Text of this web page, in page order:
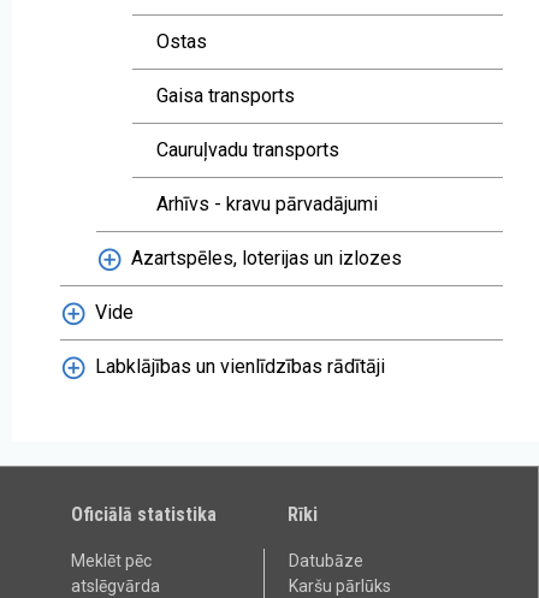
Ostas
Gaisa transports
Cauruļvadu transports
Arhīvs - kravu pārvadājumi
Azartspēles, loterijas un izlozes
Vide
Labklājības un vienlīdzības rādītāji
Oficiālā statistika
Meklēt pēc
atslēgvārda
Rīki
Datubāze
Karšu pārlūks